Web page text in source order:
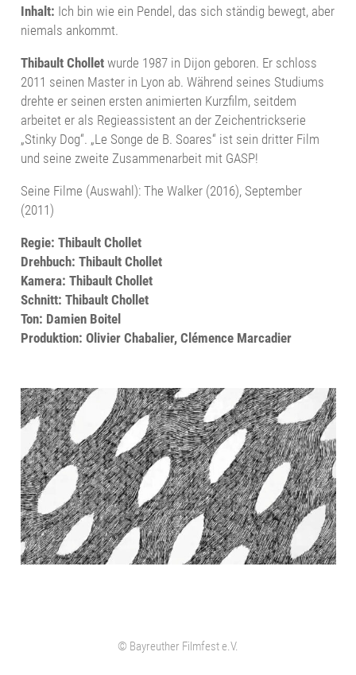
Inhalt: Ich bin wie ein Pendel, das sich ständig bewegt, aber
niemals ankommt.
Thibault Cholletwurde 1987 in Dijon geboren. Er schloss
2011 seinen Master in Lyon ab. Während seines Studiums
drehte er seinen ersten animierten Kurzfilm, seitdem
arbeitet er als Regieassistent an der Zeichentrickserie
„Stinky Dog“. „Le Songe de B. Soares“ ist sein dritter Film
und seine zweite Zusammenarbeit mit GASP!
Seine Filme (Auswahl): The Walker (2016), September
(2011)
Regie: Thibault Chollet
Drehbuch: Thibault Chollet
Kamera: Thibault Chollet
Schnitt: Thibault Chollet
Ton: Damien Boitel
Produktion: Olivier Chabalier, Clémence Marcadier
© Bayreuther Filmfest e.V.